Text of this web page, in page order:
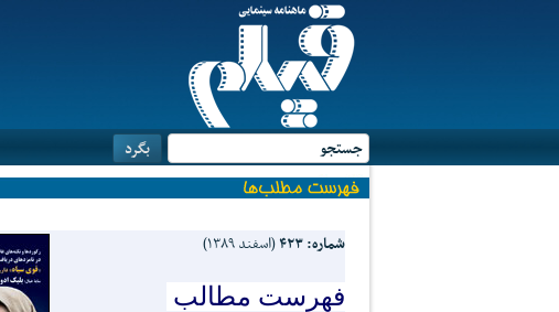
شماره: ۴۲۳ (اسفند ۱۳۸۹)
فهرست مطالب